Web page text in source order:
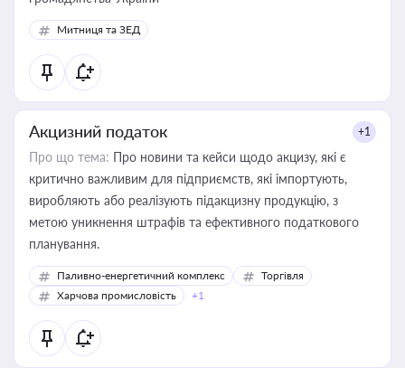
Митниця та ЗЕД
Акцизний податок +1
Про що тема: Про новини та кейси щодо акцизу, які є
критично важливим для підприємств, які імпортують,
виробляють або реалізують підакцизну продукцію, з
метою уникнення штрафів та ефективного податкового
планування.
Паливно-енергетичний комплекс
Торгівля
Харчова промисловість
+1